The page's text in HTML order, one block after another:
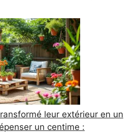
leur extérieur en un
un centime :